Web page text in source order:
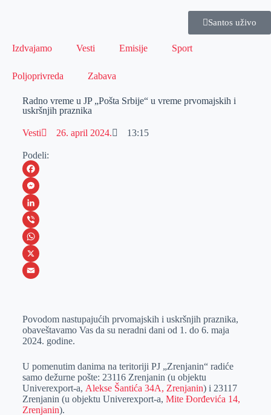
Santos uživo
Izdvajamo Vesti Emisije Sport
Poljoprivreda Zabava
Radno vreme u JP „Pošta Srbije“ u vreme prvomajskih i
uskršnjih praznika
Vesti 26. april 2024. 13:15
Podeli:
F
a
c
e
b
o
M
e
s
s
e
e
r
L
i
n
k
I
n
V
i
b
W
h
s
A
p
X
a
i
Povodom nastupajućih prvomajskih i uskršnjih praznika,
obaveštavamo Vas da su neradni dani od 1. do 6. maja
2024. godine.
U pomenutim danima na teritoriji PJ „Zrenjanin“ radiće
samo dežurne pošte: 23116 Zrenjanin (u objektu
Univerexport-a, Alekse Šantića 34A, Zrenjanin) i 23117
Zrenjanin (u objektu Univerexport-a, Mite Đorđevića 14,
Zrenjanin).